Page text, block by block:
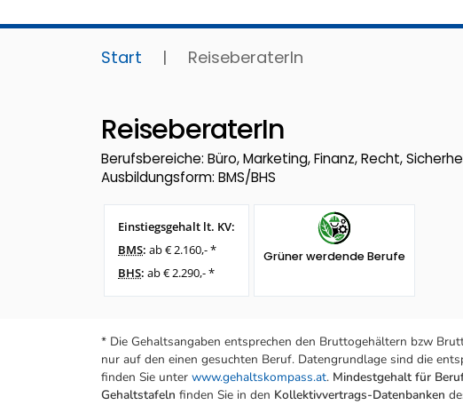
Start | ReiseberaterIn
ReiseberaterIn
Berufsbereiche: Büro, Marketing, Finanz, Recht,
Ausbildungsform: BMS/BHS
Einstiegsgehalt lt. KV:
BMS: ab € 2.160,- *
BHS: ab € 2.290,- *
Grüner werdende Berufe
* Die Gehaltsangaben entsprechen den Bruttogehältern bzw
nur auf den einen gesuchten Beruf. Datengrundlage sind die
finden Sie unter www.gehaltskompass.at. Mindestgehalt für
Gehaltstafeln finden Sie in den Kollektivvertrags-Datenbanken